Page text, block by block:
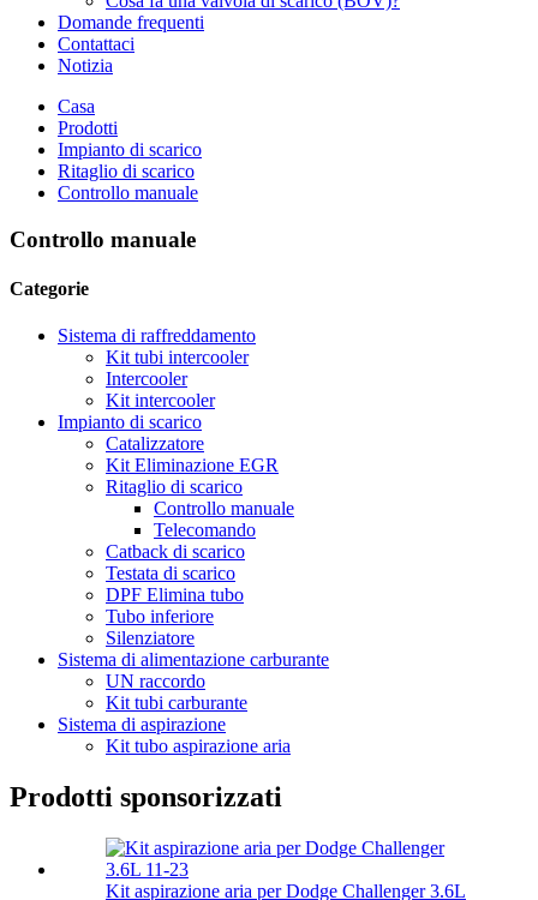
Domande frequenti
Contattaci
Notizia
Casa
Prodotti
Impianto di scarico
Ritaglio di scarico
Controllo manuale
Controllo manuale
Categorie
Sistema di raffreddamento
Kit tubi intercooler
Intercooler
Kit intercooler
Impianto di scarico
Catalizzatore
Kit Eliminazione EGR
Ritaglio di scarico
Controllo manuale
Telecomando
Catback di scarico
Testata di scarico
DPF Elimina tubo
Tubo inferiore
Silenziatore
Sistema di alimentazione carburante
UN raccordo
Kit tubi carburante
Sistema di aspirazione
Kit tubo aspirazione aria
Prodotti sponsorizzati
Kit aspirazione aria per Dodge Challenger 3.6L